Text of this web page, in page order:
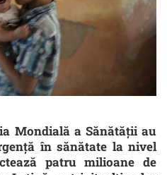
Mondială a Sănătății au
în sănătate la nivel
patru milioane de